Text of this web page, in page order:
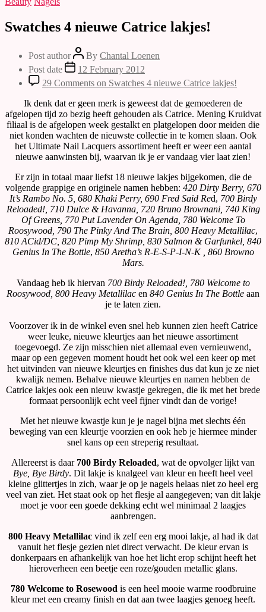
Swatches 4 nieuwe Catrice lakjes!
Post author By Chantal Loenen
Post date
12 February 2012
29 Comments on Swatches 4 nieuwe Catrice lakjes!
Ik denk dat er geen merk is geweest dat de gemoederen de
afgelopen tijd zo bezig heeft gehouden als Catrice. Mening Kruidvat
filiaal is de afgelopen week gestalkt en platgelopen door meiden die
niet konden wachten de nieuwste collectie in te komen slaan. Ook
het Ultimate Nail Lacquers assortiment heeft er weer een aantal
nieuwe aanwinsten bij, waarvan ik je er vandaag vier laat zien!
Er zijn in totaal maar liefst 18 nieuwe lakjes bijgekomen, die de
volgende grappige en originele namen hebben: 420 Dirty Berry, 670
It’s Rambo No. 5, 680 Khaki Perry, 690 Fred Said Red, 700 Birdy
Reloaded!, 710 Dulce & Havanna, 720 Bruno Brownani, 740 King
Of Greens, 770 Put Lavender On Agenda, 780 Welcome To
Roosywood, 790 The Pinky And The Brain, 800 Heavy Metallilac,
810 ACid/DC, 820 Pimp My Shrimp, 830 Salmon & Garfunkel, 840
Genius In The Bottle, 850 Aretha’s R-E-S-P-I-N-K , 860 Browno
Mars.
Vandaag heb ik hiervan 700 Birdy Reloaded!, 780 Welcome to
Roosywood, 800 Heavy Metallilac en 840 Genius In The Bottle aan
je te laten zien.
Voorzover ik in de winkel even snel heb kunnen zien heeft Catrice
weer leuke, nieuwe kleurtjes aan het nieuwe assortiment
toegevoegd. Ze zijn misschien niet allemaal even vernieuwend,
maar op een gegeven moment houdt het ook wel een keer op met
het uitvinden van nieuwe kleurtjes en finishes dus dat kun je ze niet
kwalijk nemen. Behalve nieuwe kleurtjes en namen hebben de
Catrice lakjes ook een nieuw kwastje gekregen, die ik met het brede
formaat persoonlijk echt veel fijner vindt dan de vorige!
Met het nieuwe kwastje kun je je nagel bijna met slechts één
beweging van een kleurtje voorzien en ook heb je hiermee minder
snel kans op een streperig resultaat.
Allereerst is daar 700 Birdy Reloaded, wat de opvolger lijkt van
Bye, Bye Birdy. Dit lakje is knalgeel van kleur en heeft heel veel
kleine glittertjes in zich, waar je op je nagels helaas niet zo heel erg
veel van ziet. Het staat ook op het flesje al aangegeven; van dit lakje
moet je voor een goede dekking echt wel minimaal 2 laagjes
aanbrengen.
800 Heavy Metallilacvind ik zelf een erg mooi lakje, al had ik dat
vanuit het flesje gezien niet direct verwacht. De kleur ervan is
donkerpaars en afhankelijk van hoe het licht erop schijnt heeft het
hieroverheen een beetje een roze/gouden metallic glans.
780 Welcome to Rosewood is een heel mooie warme roodbruine
kleur met een creamy finish en dat aan twee laagjes genoeg heeft.